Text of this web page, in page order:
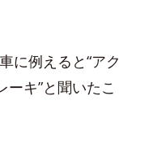
に例えると“アク
ーキ”と聞いたこ